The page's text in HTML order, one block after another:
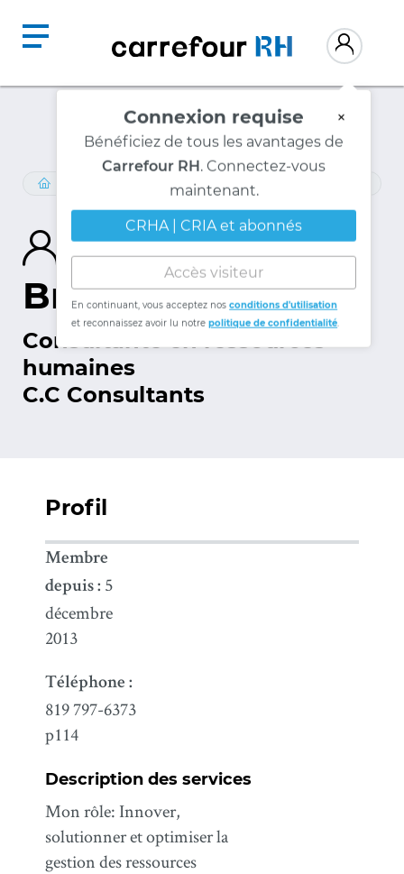
Connexion requise ×
Bénéficiez de tous les avantages de
Carrefour RH . Connectez-vous
maintenant.
CRHA | CRIA et abonnés
Accès visiteur
En continuant, vous acceptez nosconditions d'utilisation
et reconnaissez avoir lu notrepolitique de confidentialité
RECHERCHE DE CONSULTANT
Mélanie
Brunette, CRHA
Consultante en ressources
humaines
C.C Consultants
Profil
Membre
depuis : 5
décembre
2013
Téléphone :
819 797-6373
p114
Description des services
Mon rôle: Innover,
solutionner et optimiser la
gestion des ressources